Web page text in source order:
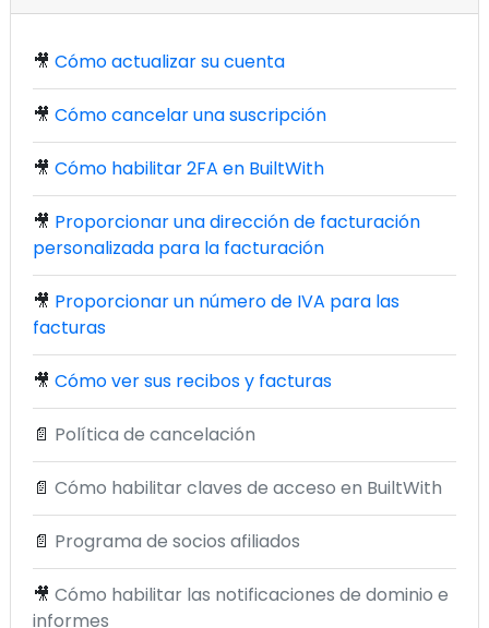
🎥 Cómo actualizar su cuenta
🎥 Cómo cancelar una suscripción
🎥 Cómo habilitar 2FA en BuiltWith
🎥 Proporcionar una dirección de facturación
personalizada para la facturación
🎥 Proporcionar un número de IVA para las
facturas
🎥 Cómo ver sus recibos y facturas
📄 Política de cancelación
📄 Cómo habilitar claves de acceso en BuiltWith
📄 Programa de socios afiliados
🎥 Cómo habilitar las notificaciones de dominio e
informes